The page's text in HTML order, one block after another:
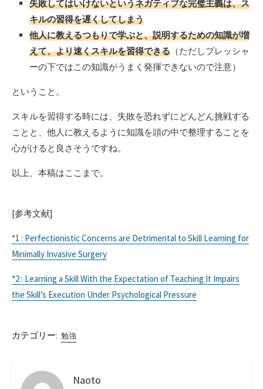
失敗してはいけないというネガティブな完璧主義は、ス
キルの習得を遅くしてしまう
他人に教えるつもりで学ぶと、説明するための知識が増
えて、より速くスキルを習得できる （ただしプレッシャ
ーの下ではこの知識がうまく発揮できないので注意）
ということ。
スキルを習得する時には、失敗を恐れずにどんどん挑戦する
ことと、他人に教えるように知識を頭の中で整理することを
心がけると良さそうですね。
以上、本稿はここまで。
[参考文献]
*1 : Perfectionistic Concerns are Detrimental to Skill Learning for
Minimally Invasive Surgery
*2 : Learning a Skill With the Expectation of Teaching It Impairs
the Skill’s Execution Under Psychological Pressure
カテゴリー: 勉強
Naoto